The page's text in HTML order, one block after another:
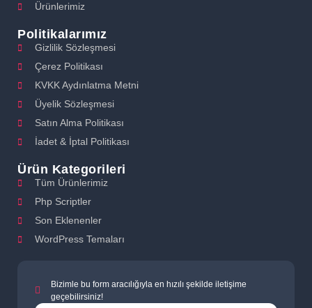
Ürünlerimiz
Politikalarımız
Gizlilik Sözleşmesi
Çerez Politikası
KVKK Aydınlatma Metni
Üyelik Sözleşmesi
Satın Alma Politikası
İadet & İptal Politikası
Ürün Kategorileri
Tüm Ürünlerimiz
Php Scriptler
Son Eklenenler
WordPress Temaları
Bizimle bu form aracılığıyla en hızılı şekilde iletişime
geçebilirsiniz!